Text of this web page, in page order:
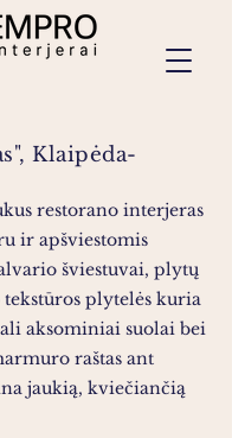
Klaipėda-
restorano interjeras
ir apšviestomis
šviestuvai, plytų
plytelės kuria
aksominiai suolai bei
raštas ant
jaukią, kviečiančią